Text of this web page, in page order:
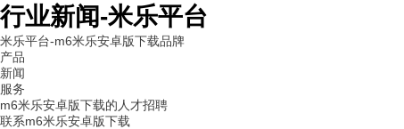
行业新闻-米乐平台
米乐平台-m6米乐安卓版下载品牌
产品
新闻
服务
m6米乐安卓版下载的人才招聘
联系m6米乐安卓版下载